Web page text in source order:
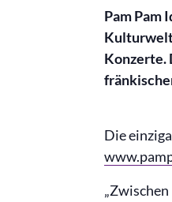
Pam Pam
Konzerte.
Die